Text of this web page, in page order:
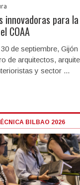
innovadoras para
COAA
de septiembre, Gijón
de arquitectos,
y sector ...
BILBAO 2026